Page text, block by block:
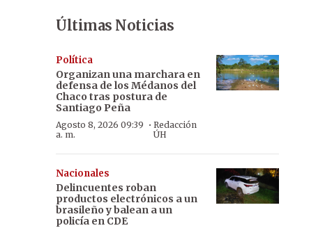
Últimas Noticias
Política
Organizan una marchara en
defensa de los Médanos del
Chaco tras postura de
Santiago Peña
Agosto 8, 2026 09:39
a. m.
·Redacción
ÚH
Nacionales
Delincuentes roban
productos electrónicos a un
brasileño y balean a un
policía en CDE